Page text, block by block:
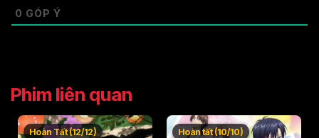
0 GÓP Ý
Phim liên quan
Hoàn Tất (12/12) Hoàn tất (10/10)